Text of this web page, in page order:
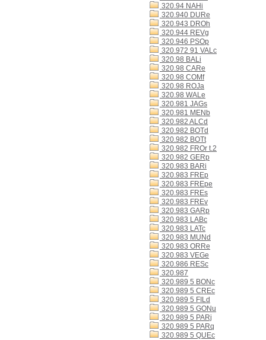
320.94 NAHi
320.940 DURe
320.943 DROh
320.944 REVg
320.946 PSOp
320.972 91 VALc
320.98 BALi
320.98 CARe
320.98 COMf
320.98 ROJa
320.98 WALe
320.981 JAGs
320.981 MENb
320.982 ALCd
320.982 BOTd
320.982 BOTt
320.982 FROr t.2
320.982 GERp
320.983 BARi
320.983 FREp
320.983 FREpe
320.983 FREs
320.983 FREv
320.983 GARp
320.983 LABc
320.983 LATc
320.983 MUNd
320.983 ORRe
320.983 VEGe
320.986 RESc
320.987
320.989 5 BONc
320.989 5 CREc
320.989 5 FILd
320.989 5 GONu
320.989 5 PARj
320.989 5 PARq
320.989 5 QUEc